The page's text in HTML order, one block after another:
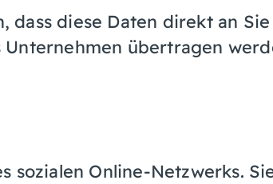
dass diese Daten direkt an
übertragen
sozialen Online-Netzwerks.